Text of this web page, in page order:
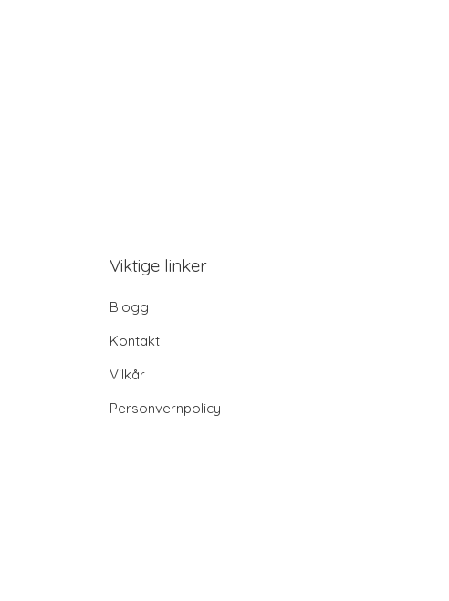
Viktige linker
Blogg
Kontakt
Vilkår
Personvernpolicy